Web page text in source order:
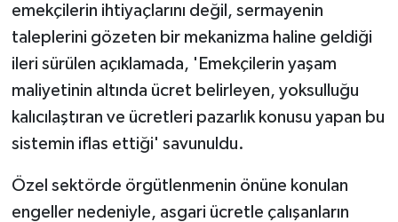
emekçilerin ihtiyaçlarını değil, sermayenin
taleplerini gözeten bir mekanizma haline geldiği
ileri sürülen açıklamada, 'Emekçilerin yaşam
maliyetinin altında ücret belirleyen, yoksulluğu
kalıcılaştıran ve ücretleri pazarlık konusu yapan bu
sistemin iflas ettiği' savunuldu.
Özel sektörde örgütlenmenin önüne konulan
engeller nedeniyle, asgari ücretle çalışanların